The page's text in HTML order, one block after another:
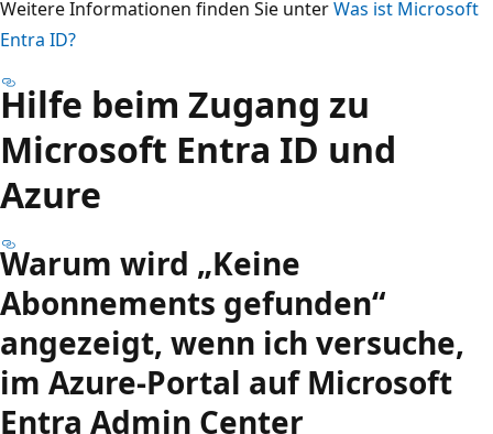
Weitere Informationen finden Sie unterWas ist Microsoft
Entra ID?
Hilfe beim Zugang zu
Microsoft Entra ID und
Azure
Warum wird „Keine
Abonnements gefunden“
angezeigt, wenn ich versuche,
im Azure-Portal auf Microsoft
Entra Admin Center